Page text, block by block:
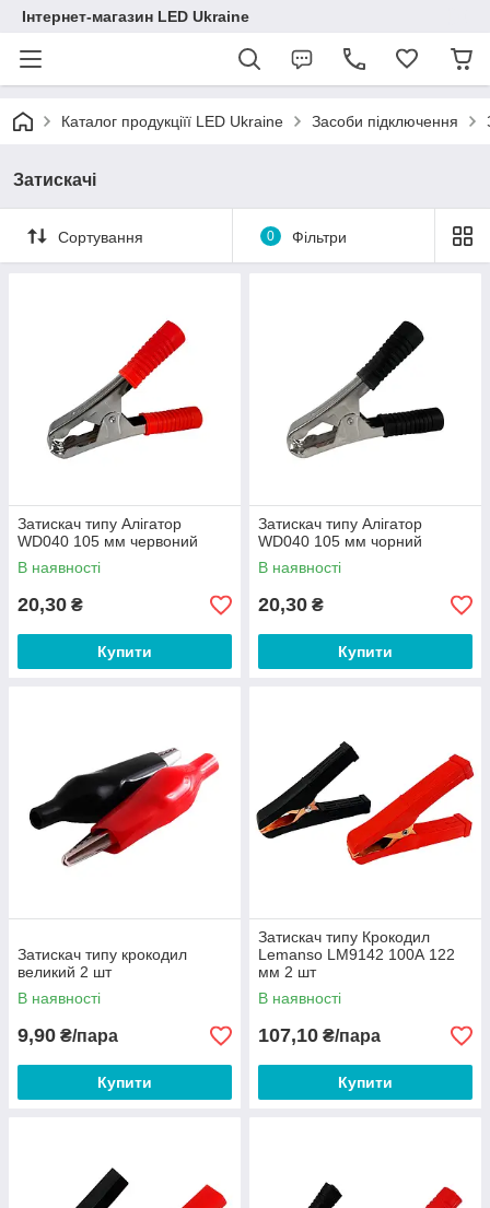
Інтернет-магазин LED Ukraine
Каталог продукціїї LED Ukraine Засоби підключення
Затискачі
Сортування 0 Фільтри
Затискач типу Алігатор
WD040 105 мм червоний
В наявності
20,30 ₴
Купити
Затискач типу Алігатор
WD040 105 мм чорний
В наявності
20,30 ₴
Купити
Затискач типу крокодил
великий 2 шт
В наявності
9,90 ₴/пара
Купити
Затискач типу Крокодил
Lemanso LM9142 100А 122
мм 2 шт
В наявності
107,10 ₴/пара
Купити